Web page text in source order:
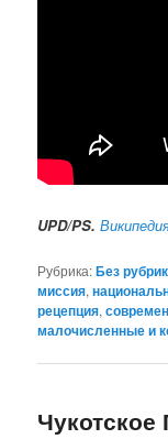
UPD/PS.
Рубрика:Без
миссия,
рецепция,
малочисленные и